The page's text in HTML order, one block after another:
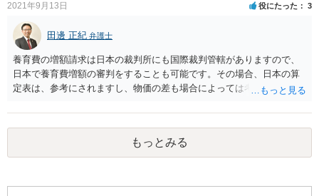
留資格認定証明書交付申請を行い、証明書の交付を受けて、これを本
人がいる国に郵送し、現地の日本大使館でビザの発行をけて来日する
ことになります。 日本国内にいる方の在留資格の変更の場合には手続
が異なりますが、呼び寄せよりは手続は簡易なものになりますが、基
本的な在留資格取得の条件は変わりません。
2021年9月13日 役にたった 3
田邊 正紀 弁護士
養育費の増額請求は日本の裁判所にも国際裁判管轄がありますので、
日本で養育費増額の審判をすることも可能です。その場合、日本の算
定表は、参考にされますし、物価の差も場合によっては考慮されま
元夫が居住する州での手続の方が効果的である場合が多いと思いま
す。アメリカの各州には、養育費を算定してくれたり、回収をサポー
トしてくれる機関があります。例えば、カリフォルニア州では、http
s://childsupport.ca.gov/ です。オンラインでご自身で手続することが
ないと思います。
もっとみる